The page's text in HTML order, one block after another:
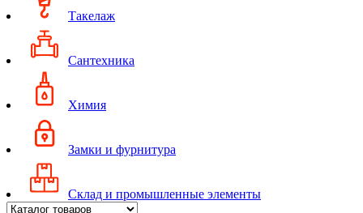
Такелаж
Сантехника
Химия
Замки и фурнитура
Склад и промышленные элементы